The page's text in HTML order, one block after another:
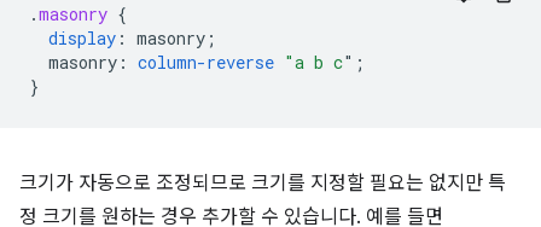
.masonry {
display : masonry ;
masonry : column-reverse "a b c" ;
}
크기가 자동으로 조정되므로 크기를 지정할 필요는 없지만 특
정 크기를 원하는 경우 추가할 수 있습니다. 예를 들면